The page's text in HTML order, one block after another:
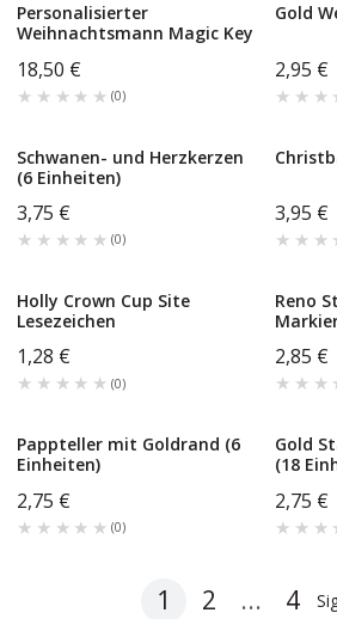
Personalisierter
Weihnachtsmann Magic Key
18,50 €
★★★★★
★★★★★ (0)
Gold
2,95 €
Schwanen- und Herzkerzen
(6 Einheiten)
3,75 €
★★★★★
★★★★★ (0)
3,95 €
Holly Crown Cup Site
Lesezeichen
1,28 €
★★★★★
★★★★★ (0)
Reno
2,85 €
Pappteller mit Goldrand (6
Einheiten)
2,75 €
★★★★★
★★★★★ (0)
Gold
(18
2,75 €
1 2 ... 4